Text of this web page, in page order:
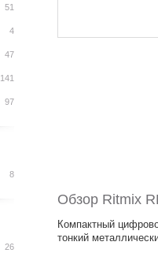
Обзор Ritmix
Компактный
тонкий
51
4
47
141
97
8
26